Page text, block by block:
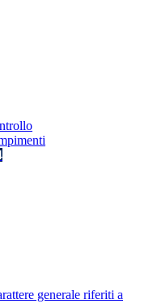
generale riferiti a